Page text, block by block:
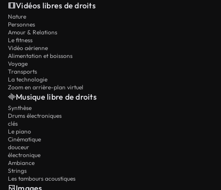
Vidéos libres de droits
Nature
Personnes
Amour & Relations
Le fitness
Vidéo aérienne
Alimentation et boissons
Voyage
Transports
La technologie
Zoom en arrière-plan virtuel
Musique libre de droits
Synthèse
Drums électroniques
clés
Le piano
Cinématique
douceur
électronique
Ambiance
Strings
Les tambours acoustiques
Images